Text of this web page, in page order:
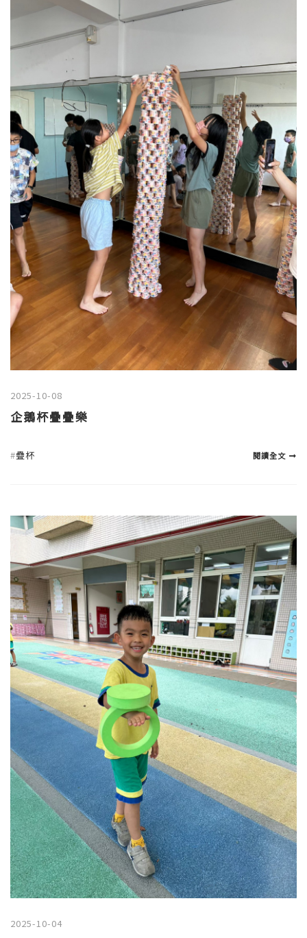
2025-10-08
企鵝杯疊疊樂
#疊杯 閱讀全文
2025-10-04